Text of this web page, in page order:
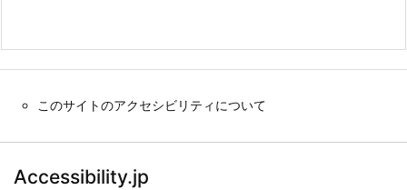
このサイトのアクセシビリティについて
Accessibility.jp